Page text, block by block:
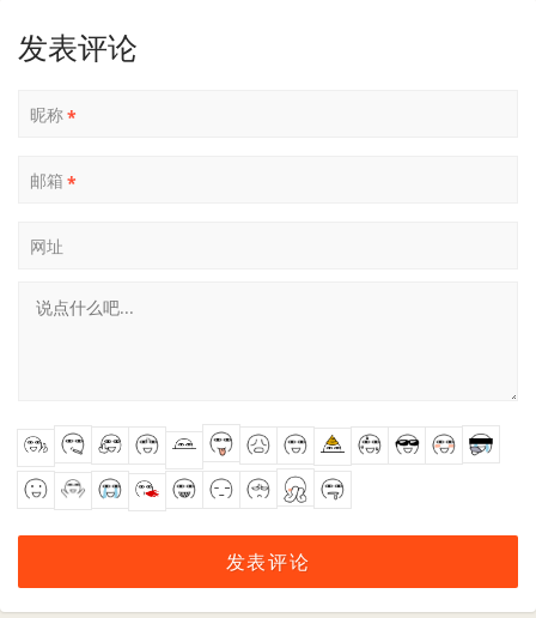
发表评论
昵称*
邮箱 *
网址